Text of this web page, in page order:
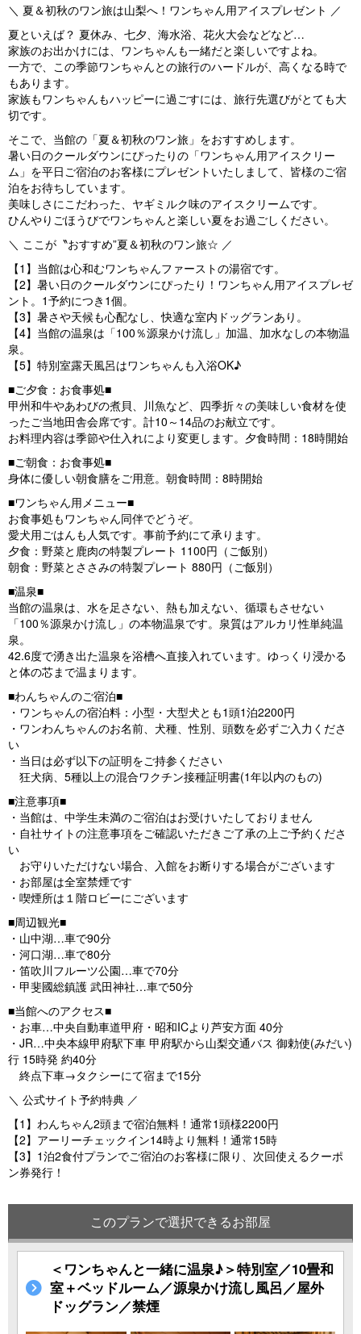
＼ 夏＆初秋のワン旅は山梨へ！ワンちゃん用アイスプレゼント ／
夏といえば？ 夏休み、七夕、海水浴、花火大会などなど…
家族のお出かけには、ワンちゃんも一緒だと楽しいですよね。
一方で、この季節ワンちゃんとの旅行のハードルが、高くなる時で
もあります。
家族もワンちゃんもハッピーに過ごすには、旅行先選びがとても大
切です。
そこで、当館の「夏＆初秋のワン旅」をおすすめします。
暑い日のクールダウンにぴったりの「ワンちゃん用アイスクリー
ム」を平日ご宿泊のお客様にプレゼントいたしまして、皆様のご宿
泊をお待ちしています。
美味しさにこだわった、ヤギミルク味のアイスクリームです。
ひんやりごほうびでワンちゃんと楽しい夏をお過ごしください。
＼ ここが〝おすすめ”夏＆初秋のワン旅☆ ／
【1】当館は心和むワンちゃんファーストの湯宿です。
【2】暑い日のクールダウンにぴったり！ワンちゃん用アイスプレゼ
ント。1予約につき1個。
【3】暑さや天候も心配なし、快適な室内ドッグランあり。
【4】当館の温泉は「100％源泉かけ流し」加温、加水なしの本物温
泉。
【5】特別室露天風呂はワンちゃんも入浴OK♪
■ご夕食：お食事処■
甲州和牛やあわびの煮貝、川魚など、四季折々の美味しい食材を使
ったご当地田舎会席です。計10～14品のお献立です。
お料理内容は季節や仕入れにより変更します。夕食時間：18時開始
■ご朝食：お食事処■
身体に優しい朝食膳をご用意。朝食時間：8時開始
■ワンちゃん用メニュー■
お食事処もワンちゃん同伴でどうぞ。
愛犬用ごはんも人気です。事前予約にて承ります。
夕食：野菜と鹿肉の特製プレート 1100円（ご飯別）
朝食：野菜とささみの特製プレート 880円（ご飯別）
■温泉■
当館の温泉は、水を足さない、熱も加えない、循環もさせない
「100％源泉かけ流し」の本物温泉です。泉質はアルカリ性単純温
泉。
42.6度で湧き出た温泉を浴槽へ直接入れています。ゆっくり浸かる
と体の芯まで温まります。
■わんちゃんのご宿泊■
・ワンちゃんの宿泊料：小型・大型犬とも1頭1泊2200円
・ワンわんちゃんのお名前、犬種、性別、頭数を必ずご入力くださ
い
・当日は必ず以下の証明をご持参ください
狂犬病、5種以上の混合ワクチン接種証明書(1年以内のもの)
■注意事項■
・当館は、中学生未満のご宿泊はお受けいたしておりません
・自社サイトの注意事項をご確認いただきご了承の上ご予約くださ
い
お守りいただけない場合、入館をお断りする場合がございます
・お部屋は全室禁煙です
・喫煙所は１階ロビーにございます
■周辺観光■
・山中湖…車で90分
・河口湖…車で80分
・笛吹川フルーツ公園…車で70分
・甲斐國総鎮護 武田神社…車で50分
■当館へのアクセス■
・お車…中央自動車道甲府・昭和ICより芦安方面 40分
・JR…中央本線甲府駅下車 甲府駅から山梨交通バス 御勅使(みだい)
行 15時発 約40分
終点下車→タクシーにて宿まで15分
＼ 公式サイト予約特典 ／
【1】わんちゃん2頭まで宿泊無料！通常1頭様2200円
【2】アーリーチェックイン14時より無料！通常15時
【3】1泊2食付プランでご宿泊のお客様に限り、次回使えるクーポ
ン券発行！
このプランで選択できるお部屋
＜ワンちゃんと一緒に温泉♪＞特別室／10畳和
室＋ベッドルーム／源泉かけ流し風呂／屋外
ドッグラン／禁煙